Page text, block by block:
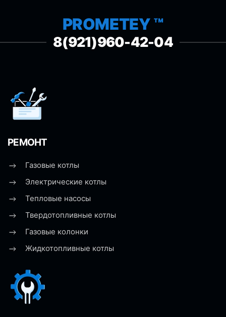
PROMETEY ™
8(921)960-42-04
РЕМОНТ
Газовые котлы
Электрические котлы
Тепловые насосы
Твердотопливные котлы
Газовые колонки
Жидкотопливные котлы